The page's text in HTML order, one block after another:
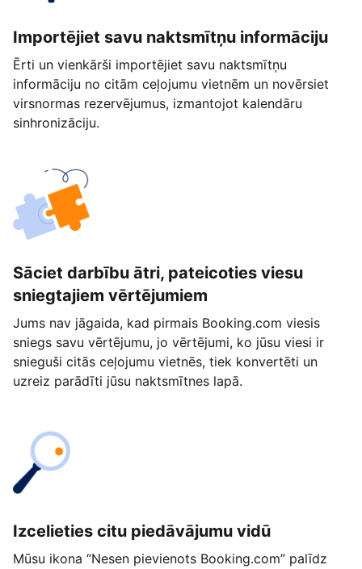
Importējiet savu naktsmītņu informāciju
Ērti un vienkārši importējiet savu naktsmītņu
informāciju no citām ceļojumu vietnēm un novērsiet
virsnormas rezervējumus, izmantojot kalendāru
sinhronizāciju.
Sāciet darbību ātri, pateicoties viesu
sniegtajiem vērtējumiem
Jums nav jāgaida, kad pirmais Booking.com viesis
sniegs savu vērtējumu, jo vērtējumi, ko jūsu viesi ir
snieguši citās ceļojumu vietnēs, tiek konvertēti un
uzreiz parādīti jūsu naktsmītnes lapā.
Izcelieties citu piedāvājumu vidū
Mūsu ikona “Nesen pievienots Booking.com” palīdz